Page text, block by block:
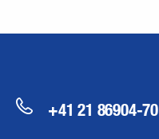
+41 21 86904-70